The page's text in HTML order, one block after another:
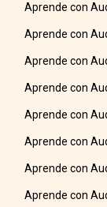
Aprende con
Aprende con
Aprende con
Aprende con
Aprende con
Aprende con
Aprende con
Aprende con